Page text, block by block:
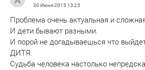
30 Июня 201513:25
Проблема очень актуальная и
И дети бывают разными.
И порой не догадываешься что
ДИТЯ.
Судьба человека настолько